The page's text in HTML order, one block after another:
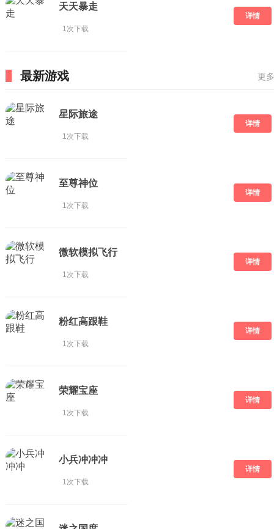
天天暴走
1次下载
详情
最新游戏 更
星际旅途
1次下载
详情
至尊神位
1次下载
详情
微软模拟飞行
1次下载
详情
粉红高跟鞋
1次下载
详情
荣耀宝座
1次下载
详情
小兵冲冲冲
1次下载
详情